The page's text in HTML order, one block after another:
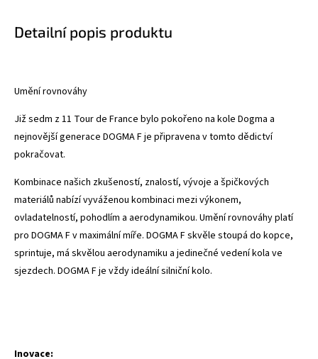
Detailní popis produktu
Umění rovnováhy
Již sedm z 11 Tour de France bylo pokořeno na kole Dogma a
nejnovější generace DOGMA F je připravena v tomto dědictví
pokračovat.
Kombinace našich zkušeností, znalostí, vývoje a špičkových
materiálů nabízí vyváženou kombinaci mezi výkonem,
ovladatelností, pohodlím a aerodynamikou. Umění rovnováhy platí
pro DOGMA F v maximální míře. DOGMA F skvěle stoupá do kopce,
sprintuje, má skvělou aerodynamiku a jedinečné vedení kola ve
sjezdech. DOGMA F je vždy ideální silniční kolo.
Inovace: